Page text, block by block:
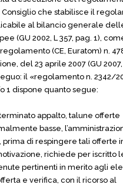
che stabilisce il
al bilancio generale
(GU 2002, L 357, pag. 1),
(CE, Euratom) n.
del 23 aprile 2007 (GU 2007,
il «regolamento n. 2342/
1 dispone quanto segue:
appalto, talune offerte
basse,
di respingere tali offerte
richiede per iscritto
pertinenti in merito agli
e verifica, con il ricorso al